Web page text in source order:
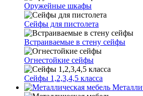
Оружейные шкафы
Сейфы для пистолета
Встраиваемые в стену сейфы
Огнестойкие сейфы
Сейфы 1,2,3,4,5 класса